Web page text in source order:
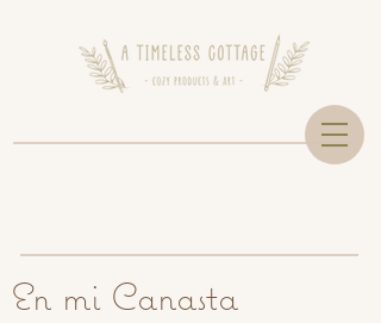
En mi Canasta